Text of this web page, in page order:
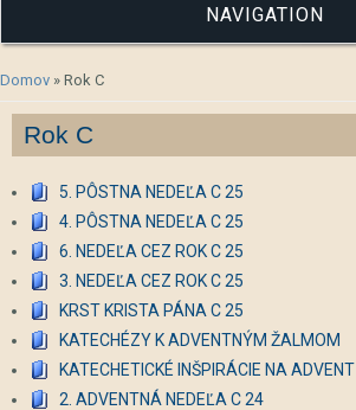
NAVIGATION
Nachádzate sa tu
Domov » Rok C
Rok C
5. PÔSTNA NEDEĽA C 25
4. PÔSTNA NEDEĽA C 25
6. NEDEĽA CEZ ROK C 25
3. NEDEĽA CEZ ROK C 25
KRST KRISTA PÁNA C 25
KATECHÉZY K ADVENTNÝM ŽALMOM
KATECHETICKÉ INŠPIRÁCIE NA ADVENT
2. ADVENTNÁ NEDEĽA C 24